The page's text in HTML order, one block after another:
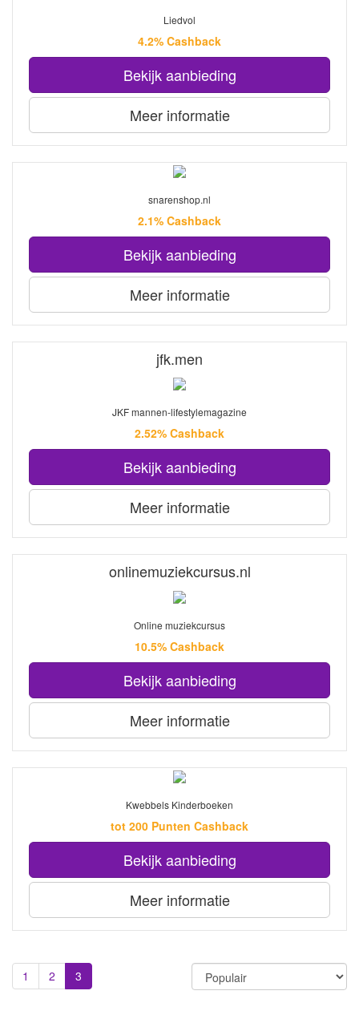
Liedvol
4.2% Cashback
Bekijk aanbieding
Meer informatie
snarenshop.nl
2.1% Cashback
Bekijk aanbieding
Meer informatie
jfk.men
JKF mannen-lifestylemagazine
2.52% Cashback
Bekijk aanbieding
Meer informatie
onlinemuziekcursus.nl
Online muziekcursus
10.5% Cashback
Bekijk aanbieding
Meer informatie
Kwebbels Kinderboeken
tot 200 Punten Cashback
Bekijk aanbieding
Meer informatie
1 2 3